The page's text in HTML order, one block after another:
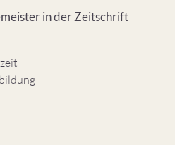
in der Zeitschrift